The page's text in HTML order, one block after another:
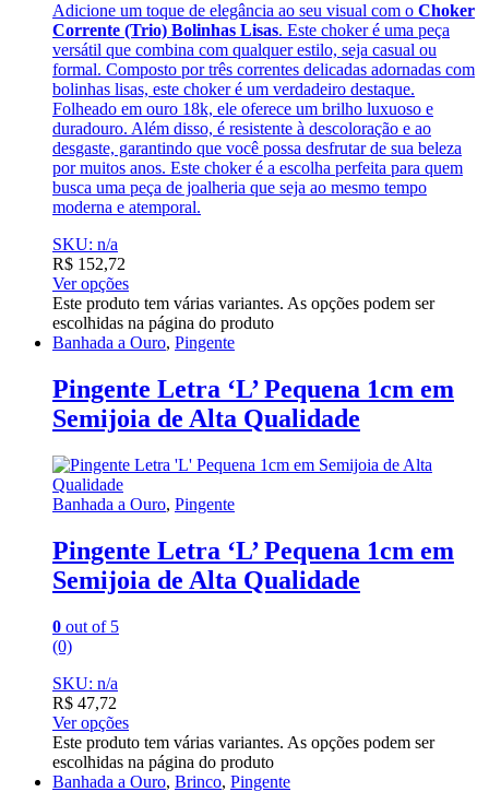
Adicione um toque de elegância ao seu visual com o Choker
Corrente (Trio) Bolinhas Lisas. Este choker é uma peça
versátil que combina com qualquer estilo, seja casual ou
formal. Composto por três correntes delicadas adornadas com
bolinhas lisas, este choker é um verdadeiro destaque.
Folheado em ouro 18k, ele oferece um brilho luxuoso e
duradouro. Além disso, é resistente à descoloração e ao
desgaste, garantindo que você possa desfrutar de sua beleza
por muitos anos. Este choker é a escolha perfeita para quem
busca uma peça de joalheria que seja ao mesmo tempo
moderna e atemporal.
SKU: n/a
R$ 152,72
Ver opções
Este produto tem várias variantes. As opções podem ser
escolhidas na página do produto
Banhada a Ouro, Pingente
Pingente Letra ‘L’ Pequena 1cm em
Semijoia de Alta Qualidade
Banhada a Ouro, Pingente
Pingente Letra ‘L’ Pequena 1cm em
Semijoia de Alta Qualidade
0 out of 5
(0)
SKU: n/a
R$ 47,72
Ver opções
Este produto tem várias variantes. As opções podem ser
escolhidas na página do produto
Banhada a Ouro, Brinco, Pingente